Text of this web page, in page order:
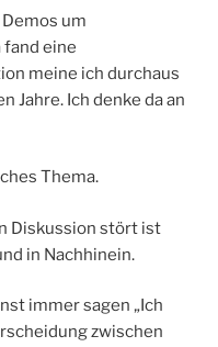
um
fand eine
meine ich durchaus
Jahre. Ich denke da an
Thema.
Diskussion stört ist
in Nachhinein.
immer sagen „Ich
zwischen